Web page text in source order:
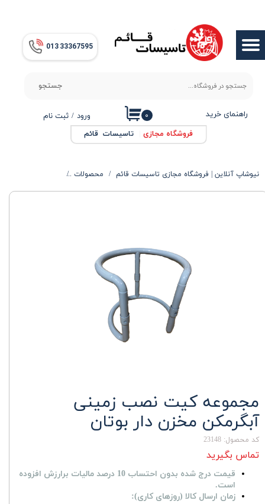
013​​​​​​​ 33367595
جستجو
ورود / ثبت نام
حساب کاربری من
تغییر گذر واژه
سفارشات
خروج از حساب کاربری
راهنمای خرید ۰
فروشگاه مجازی تاسیسات قائم
نیوشاپ آنلاین | فروشگاه مجازی تاسیسات قائم محصولات
مجموعه کیت نصب زمینی
آبگرمکن مخزن دار بوتان
کد محصول: 23148
تماس بگیرید
قیمت درج شده بدون احتساب 10 درصد مالیات برارزش افزوده
است.
زمان ارسال کالا (روزهای کاری):